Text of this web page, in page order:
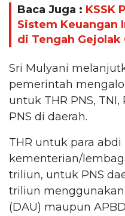
Baca Juga : KSSK
Sistem Keuangan
di Tengah Gejolak
Sri Mulyani
pemerintah
untuk THR PNS,
PNS di daerah.
THR untuk para abdi
kementerian/
triliun, untuk PNS
triliun
(DAU) maupun